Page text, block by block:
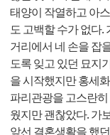
태양이 작열하고 아
도 고백할 수가 없다.
거리에서 네 손을 잡
도록 잊고 있던 묘지
을 시작했지만 홍세
파리관광을 고스란
웠지만 괜찮았다. 가
앞선 결혼생활을 했